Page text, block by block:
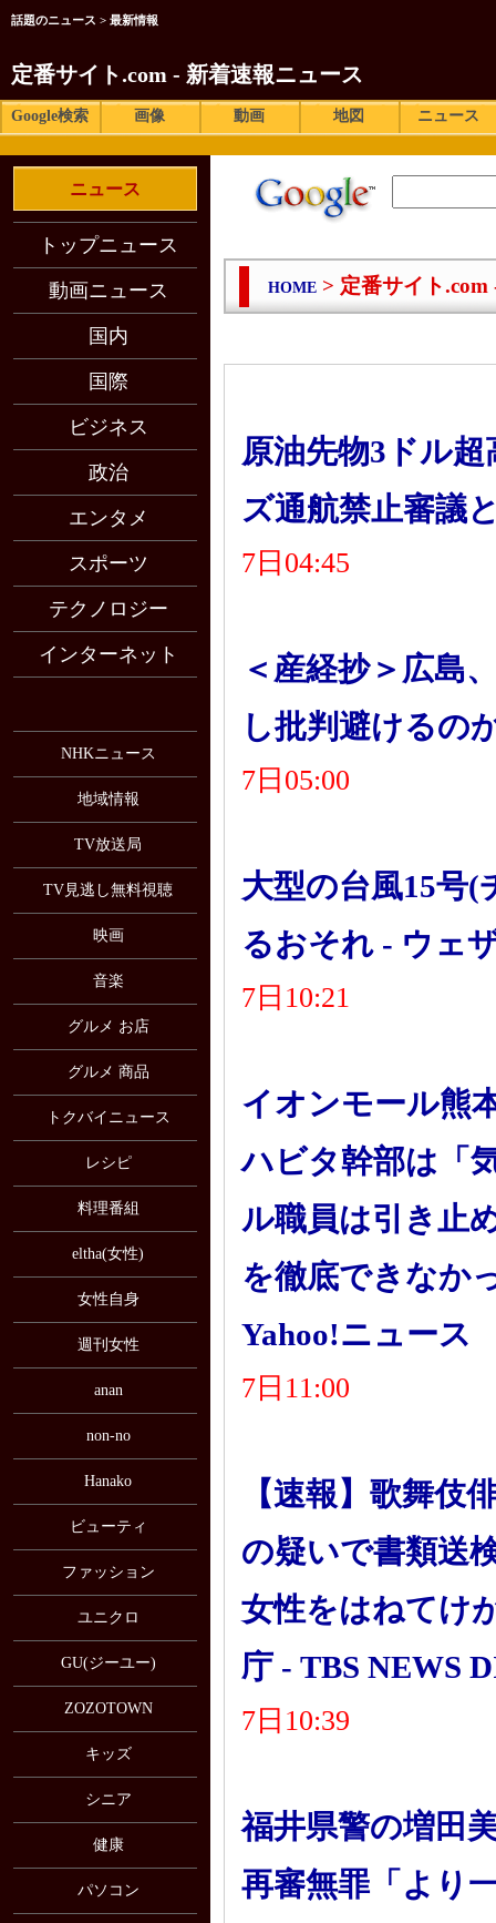
話題のニュース > 最新情報
定番サイト.com - 新着速報ニュース
Google検索 画像 動画 地図 ニュース
HOME > 定番サイト
原油先物3ドル
ズ通航禁止審議
7日04:45
＜産経抄＞広島
し批判避けるの
7日05:00
大型の台風15号
るおそれ - ウェ
7日10:21
イオンモール熊
ハビタ幹部は「
ル職員は引き止
を徹底できなか
Yahoo!ニュース
7日11:00
【速報】歌舞伎
の疑いで書類送
女性をはねてけ
庁 - TBS NEWS
7日10:39
福井県警の増田
再審無罪「より
ニュース
トップニュース
動画ニュース
国内
国際
ビジネス
政治
エンタメ
スポーツ
テクノロジー
インターネット
NHKニュース
地域情報
TV放送局
TV見逃し無料視聴
映画
音楽
グルメ お店
グルメ 商品
トクバイニュース
レシピ
料理番組
eltha(女性)
女性自身
週刊女性
anan
non-no
Hanako
ビューティ
ファッション
ユニクロ
GU(ジーユー)
ZOZOTOWN
キッズ
シニア
健康
パソコン